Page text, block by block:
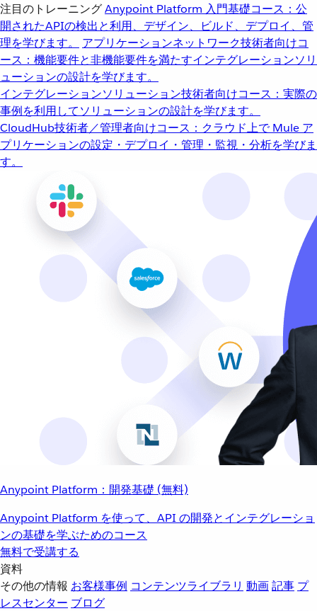
注目のトレーニングAnypoint Platform 入門基礎コース：公
開されたAPIの検出と利用、デザイン、ビルド、デプロイ、管
理を学びます。
アプリケーションネットワーク技術者向けコ
ース：機能要件と非機能要件を満たすインテグレーションソリ
ューションの設計を学びます。
インテグレーションソリューション技術者向けコース：実際の
事例を利用してソリューションの設計を学びます。
CloudHub技術者／管理者向けコース：クラウド上で Mule ア
プリケーションの設定・デプロイ・管理・監視・分析を学びま
す。
Anypoint Platform：開発基礎 (無料)
Anypoint Platform を使って、API の開発とインテグレーショ
ンの基礎を学ぶためのコース
無料で受講する
資料
その他の情報 お客様事例 コンテンツライブラリ 動画記事 プ
レスセンター ブログ